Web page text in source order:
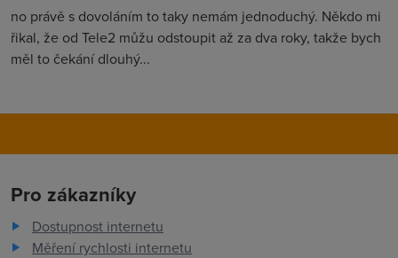
no právě s dovoláním to taky nemám jednoduchý. Někdo mi
řikal, že od Tele2 můžu odstoupit až za dva roky, takže bych
měl to čekání dlouhý...
Pro zákazníky
Dostupnost internetu
Měření rychlosti internetu